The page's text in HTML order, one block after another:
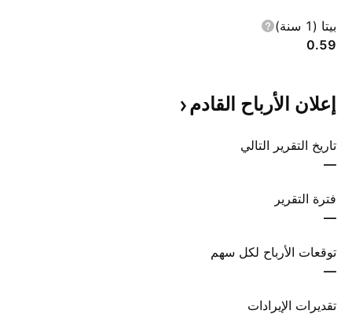
بيتا (1 سنة)
0.59
إعلان الأرباح القادم
تاريخ التقرير التالي
—
فترة التقرير
—
توقعات الأرباح لكل سهم
—
تقديرات الإيرادات